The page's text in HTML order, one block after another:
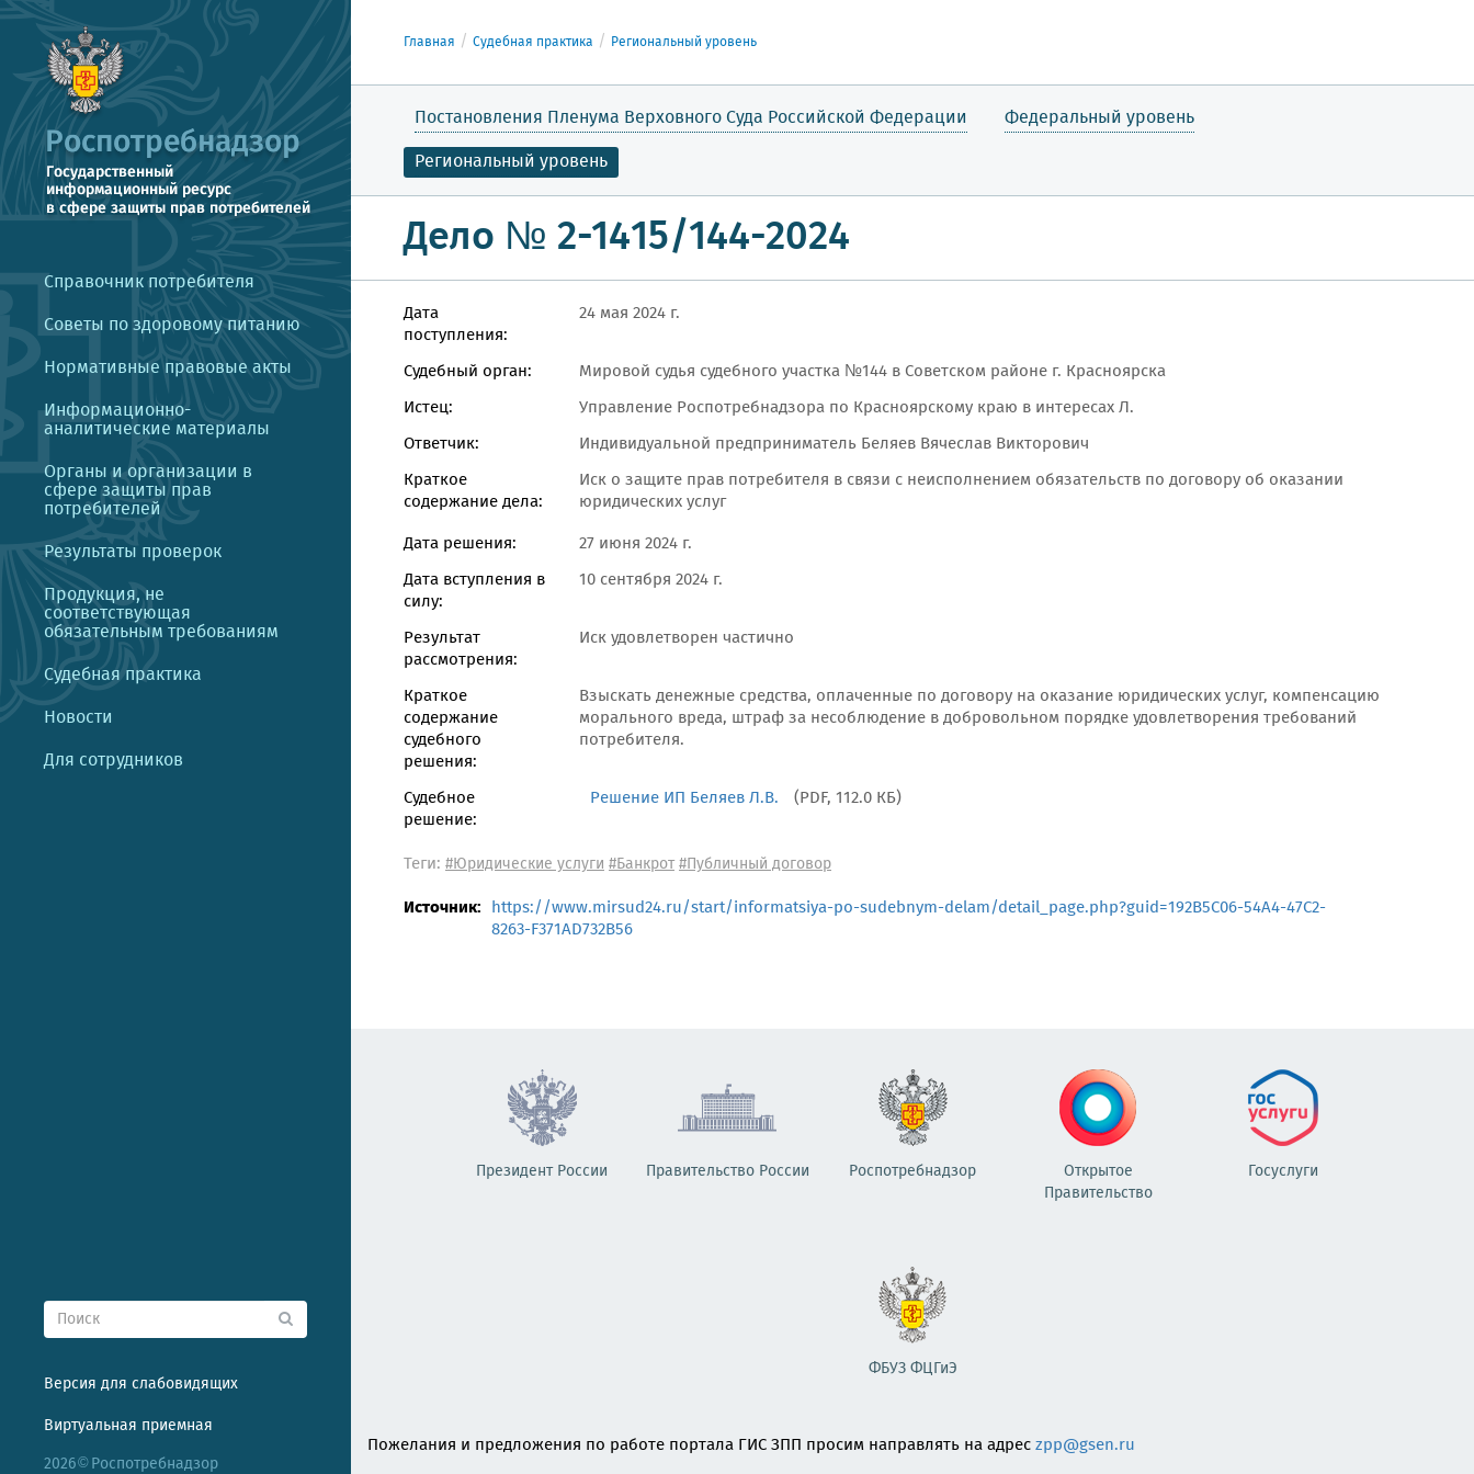
Справочник потребителя
Советы по здоровому питанию
Нормативные правовые акты
Информационно-
аналитические материалы
Органы и организации в
сфере защиты прав
потребителей
Результаты проверок
Продукция, не
соответствующая
обязательным требованиям
Судебная практика
Новости
Для сотрудников
Версия для слабовидящих
Виртуальная приемная
2026©Роспотребнадзор
Главная Судебная практика Региональный уровень
Постановления Пленума Верховного Суда Российской Федерации
Федеральный уровень
Региональный уровень
Дело № 2-1415/144-2024
Дата
поступления:
24 мая 2024 г.
Судебный орган:
Мировой судья судебного участка №144 в Советском районе г. Красноярска
Истец:
Управление Роспотребнадзора по Красноярскому краю в интересах Л.
Ответчик:
Индивидуальной предприниматель Беляев Вячеслав Викторович
Краткое
содержание дела:
Иск о защите прав потребителя в связи с неисполнением обязательств по договору об оказании
юридических услуг
Дата решения:
27 июня 2024 г.
Дата вступления в
силу:
10 сентября 2024 г.
Результат
рассмотрения:
Иск удовлетворен частично
Краткое
содержание
судебного
решения:
Взыскать денежные средства, оплаченные по договору на оказание юридических услуг, компенсацию
морального вреда, штраф за несоблюдение в добровольном порядке удовлетворения требований
потребителя.
Судебное
решение:
Решение ИП Беляев Л.В. (PDF, 112.0 КБ)
Теги: #Юридические услуги#Банкрот#Публичный договор
Источник: https://www.mirsud24.ru/start/informatsiya-po-sudebnym-delam/detail_page.php?guid=192B5C06-54A4-47C2-
8263-F371AD732B56
Президент России Правительство России Роспотребнадзор
Открытое
Правительство
Госуслуги
ФБУЗ ФЦГиЭ
Пожелания и предложения по работе портала ГИС ЗПП просим направлять на адресzpp@gsen.ru